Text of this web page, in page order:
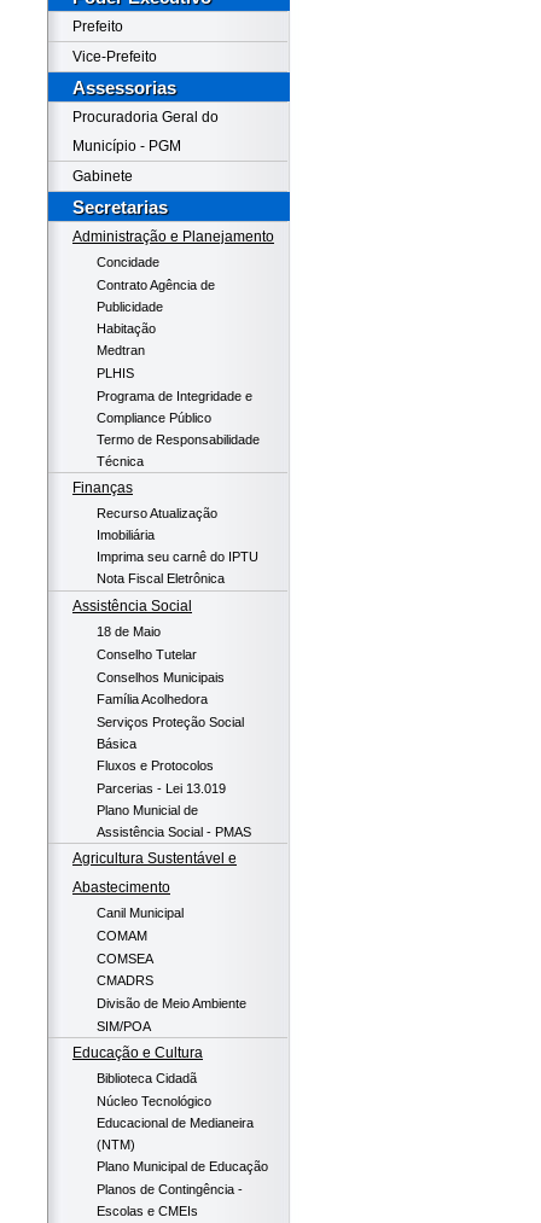
Prefeito
Vice-Prefeito
Assessorias
Procuradoria Geral do
Município - PGM
Gabinete
Secretarias
Administração e Planejamento
Concidade
Contrato Agência de
Publicidade
Habitação
Medtran
PLHIS
Programa de Integridade e
Compliance Público
Termo de Responsabilidade
Técnica
Finanças
Recurso Atualização
Imobiliária
Imprima seu carnê do IPTU
Nota Fiscal Eletrônica
Assistência Social
18 de Maio
Conselho Tutelar
Conselhos Municipais
Família Acolhedora
Serviços Proteção Social
Básica
Fluxos e Protocolos
Parcerias - Lei 13.019
Plano Municial de
Assistência Social - PMAS
Agricultura Sustentável e
Abastecimento
Canil Municipal
COMAM
COMSEA
CMADRS
Divisão de Meio Ambiente
SIM/POA
Educação e Cultura
Biblioteca Cidadã
Núcleo Tecnológico
Educacional de Medianeira
(NTM)
Plano Municipal de Educação
Planos de Contingência -
Escolas e CMEIs